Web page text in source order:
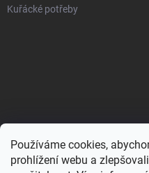
Používáme cookies,
prohlížení webu a
Kuřácké potřeby